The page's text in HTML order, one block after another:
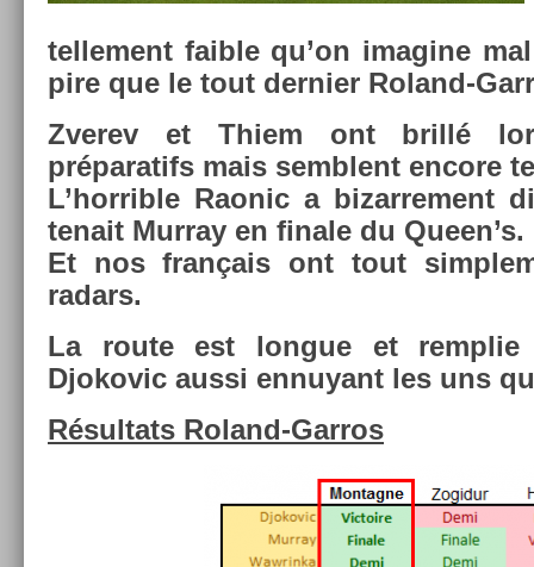
tel­le­ment faib­le qu’on im­agine
pire que le tout de­rni­er Roland-
Zverev et Thiem ont brillé
préparatifs mais semblent en­core
L’hor­rible Raonic a bi­zar­re­ment
tenait Mur­ray en fin­ale du Queen’s.
Et nos français ont tout
radars.
La route est lon­gue et re­mplie
Djokovic aussi en­nuyant les uns
Résul­tats Roland-Garros